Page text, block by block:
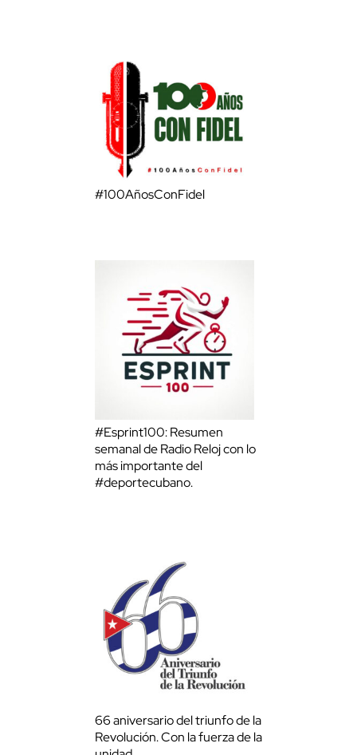
#100AñosConFidel
#Esprint100: Resumen
semanal de Radio Reloj con lo
más importante del
#deportecubano.
66 aniversario del triunfo de la
Revolución. Con la fuerza de la